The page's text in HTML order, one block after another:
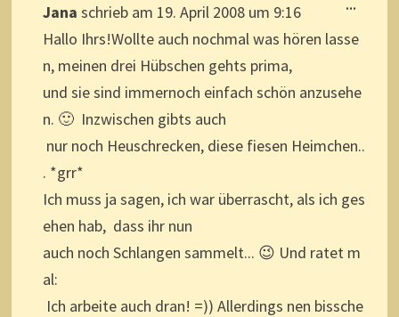
Jana schrieb am 19. April 2008 um 9:16
Hallo Ihrs!Wollte auch nochmal was hören lasse
n, meinen drei Hübschen gehts prima,
und sie sind immernoch einfach schön anzusehe
n. 🙂 Inzwischen gibts auch
nur noch Heuschrecken, diese fiesen Heimchen..
. *grr*
Ich muss ja sagen, ich war überrascht, als ich ges
ehen hab, dass ihr nun
auch noch Schlangen sammelt... 😉 Und ratet m
al:
Ich arbeite auch dran! =)) Allerdings nen bissche
...